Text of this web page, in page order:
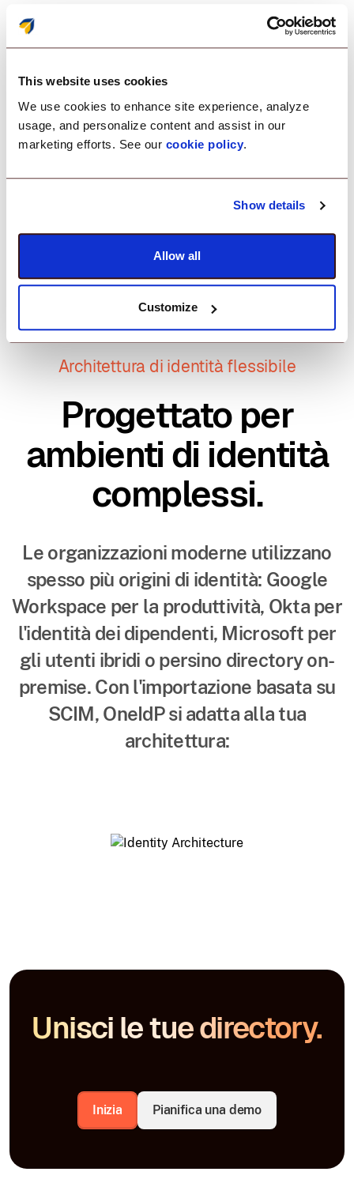
This website uses cookies
We use cookies to enhance site experience, analyze
usage, and personalize content and assist in our
marketing efforts. See our cookie policy.
Show details
Allow all
Customize
Integrazione con i
principali provider di
identità.
E qualsiasi altro sistema conforme a SCIM v2.0, da IdP
personalizzati a piattaforme HRMS.
Architettura di identità flessibile
Progettato per
ambienti di identità
complessi.
Le organizzazioni moderne utilizzano
spesso più origini di identità: Google
Workspace per la produttività, Okta per
l'identità dei dipendenti, Microsoft per
gli utenti ibridi o persino directory on-
premise. Con l'importazione basata su
SCIM, OneIdP si adatta alla tua
architettura:
Unisci le tue directory.
Inizia Pianifica una demo